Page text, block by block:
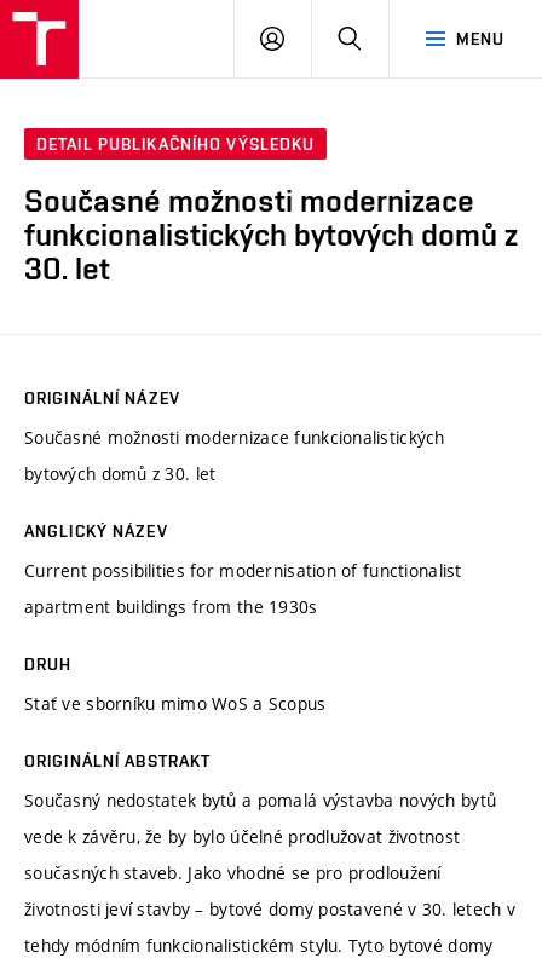
MENU
PŘIHLÁSIT
DETAIL PUBLIKAČNÍHO VÝSLEDKU
Současné možnosti modernizace
funkcionalistických bytových domů z
30. let
ORIGINÁLNÍ NÁZEV
Současné možnosti modernizace funkcionalistických
bytových domů z 30. let
ANGLICKÝ NÁZEV
Current possibilities for modernisation of functionalist
apartment buildings from the 1930s
DRUH
Stať ve sborníku mimo WoS a Scopus
ORIGINÁLNÍ ABSTRAKT
Současný nedostatek bytů a pomalá výstavba nových bytů
vede k závěru, že by bylo účelné prodlužovat životnost
současných staveb. Jako vhodné se pro prodloužení
životnosti jeví stavby – bytové domy postavené v 30. letech v
tehdy módním funkcionalistickém stylu. Tyto bytové domy